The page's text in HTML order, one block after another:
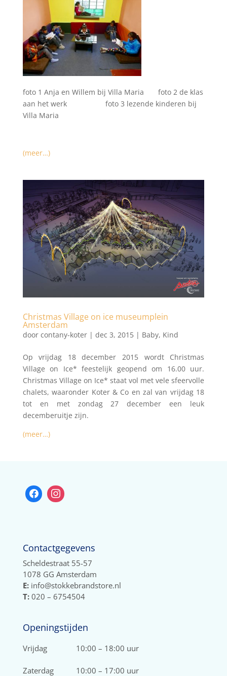
foto 1 Anja en Willem bij Villa Maria foto 2 de klas
aan het werk foto 3 lezende kinderen bij
Villa Maria
(meer…)
Christmas Village on ice museumplein
Amsterdam
door contany-koter| dec 3, 2015| Baby, Kind
Op vrijdag 18 december 2015 wordt Christmas
Village on Ice* feestelijk geopend om 16.00 uur.
Christmas Village on Ice* staat vol met vele sfeervolle
chalets, waaronder Koter & Co en zal van vrijdag 18
tot en met zondag 27 december een leuk
decemberuitje zijn.
(meer…)
Contactgegevens
Scheldestraat 55-57
1078 GG Amsterdam
E:info@stokkebrandstore.nl
T:020 – 6754504
Openingstijden
Vrijdag 10:00 – 18:00 uur
Zaterdag 10:00 – 17:00 uur